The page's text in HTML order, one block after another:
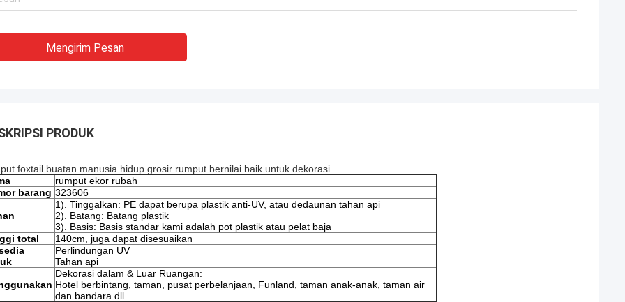
dengan
Mengirim Pesan
PRODUK
foxtail buatan manusia hidup grosir rumput bernilai baik untuk dekorasi
rumput ekor rubah
barang 323606
1). Tinggalkan: PE dapat berupa plastik anti-UV, atau dedaunan tahan api
2). Batang: Batang plastik
3). Basis: Basis standar kami adalah pot plastik atau pelat baja
total
140cm, juga dapat disesuaikan
Perlindungan UV
Tahan api
Dekorasi dalam & Luar Ruangan:
Hotel berbintang, taman, pusat perbelanjaan, Funland, taman anak-anak, taman air
dan bandara dll.